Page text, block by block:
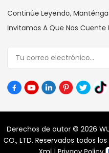
Continúe Leyendo,
Invitamos A Que Nos Cuente
Derechos de autor © 2026
CO., LTD. Reservados todos